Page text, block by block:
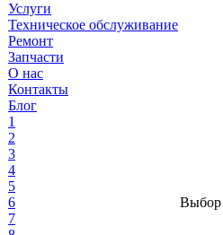
Услуги
Техническое обслуживание
Ремонт
Запчасти
О нас
Контакты
Блог
1
2
3
4
5
6
7
Выбор